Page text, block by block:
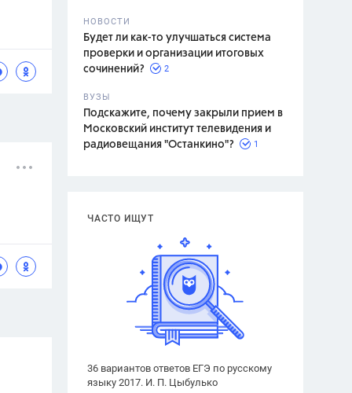
НОВОСТИ
Будет ли как-то улучшаться система
проверки и организации итоговых
сочинений?
2
ВУЗЫ
Подскажите, почему закрыли прием в
Московский институт телевидения и
радиовещания "Останкино"?
1
ЧАСТО ИЩУТ
36 вариантов ответов ЕГЭ по русскому
языку 2017. И. П. Цыбулько